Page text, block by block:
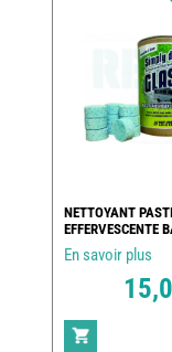
NETTOYANT
EFFERVESCENTE
En savoir plus